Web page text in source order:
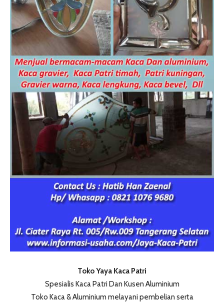
Toko Yaya Kaca Patri
Spesialis Kaca Patri Dan Kusen Aluminium
Toko Kaca & Aluminium melayani pembelian serta